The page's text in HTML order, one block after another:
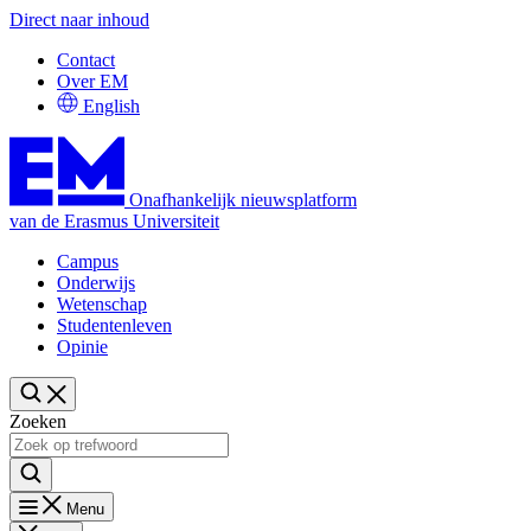
Direct naar inhoud
Contact
Over EM
English
Onafhankelijk nieuwsplatform
van de Erasmus Universiteit
Campus
Onderwijs
Wetenschap
Studentenleven
Opinie
Zoeken
Menu